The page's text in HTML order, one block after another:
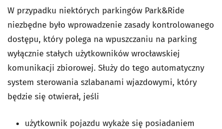
W przypadku niektórych parkingów Park&Ride
niezbędne było wprowadzenie zasady kontrolowanego
dostępu, który polega na wpuszczaniu na parking
wyłącznie stałych użytkowników wrocławskiej
komunikacji zbiorowej. Służy do tego automatyczny
system sterowania szlabanami wjazdowymi, który
będzie się otwierał, jeśli
użytkownik pojazdu wykaże się posiadaniem